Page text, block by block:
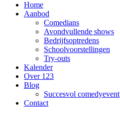
Home
Aanbod
Comedians
Avondvullende shows
Bedrijfsoptredens
Schoolvoorstellingen
Try-outs
Kalender
Over 123
Blog
Succesvol comedyevent
Contact